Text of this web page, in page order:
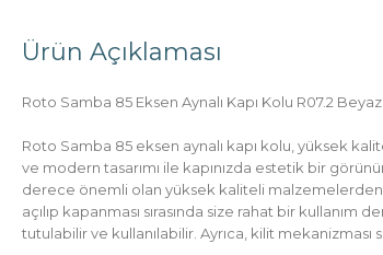
Ürün Açıklaması
Roto Samba 85 Eksen Aynalı Kapı Kolu R07.2 Beyaz
Roto Samba 85 eksen aynalı kapı kolu, yüksek
ve modern tasarımı ile kapınızda estetik bir
derece önemli olan yüksek kaliteli malzemelerden
açılıp kapanması sırasında size rahat bir
tutulabilir ve kullanılabilir. Ayrıca, kilit mekanizması